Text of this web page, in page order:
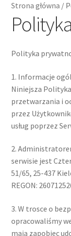
Oferty specjalne
Strona główna /
Polityka
1. Informacje
Niniejsza
przetwarzania i
przez
usług poprzez
2.
serwisie jest
51/65, 25-437
REGON:
3. W trosce o
opracowaliśmy
mają zapobiec